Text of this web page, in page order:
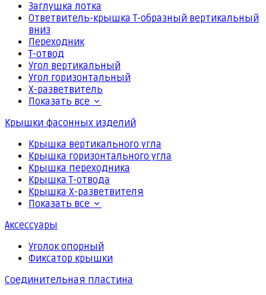
Заглушка лотка
Ответвитель-крышка Т-образный вертикальный
вниз
Переходник
Т-отвод
Угол вертикальный
Угол горизонтальный
Х-разветвитель
Показать все
Крышки фасонных изделий
Крышка вертикального угла
Крышка горизонтального угла
Крышка переходника
Крышка Т-отвода
Крышка Х-разветвителя
Показать все
Аксессуары
Уголок опорный
Фиксатор крышки
Соединительная пластина